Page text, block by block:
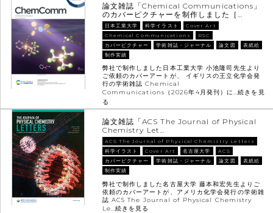
論文雑誌「Chemical Communications」
のカバーピクチャーを制作しました［…
日本工業大学 科学イラスト
Cover Art
Chemical Communications
RSC
カバーピクチャー
学術雑誌・ジャーナル 論文図
表紙絵
制作実績
弊社で制作しました日本工業大学 小池隆司先生より
ご依頼のカバーアートが、 イギリスの王立化学会発
行の学術雑誌 Chemical
Communications（2026年4月発刊）に…続きを見
る
論文雑誌「ACS The Journal of Physical
Chemistry Let…
ACS The Journal of Physical Chemistry Letters
科学イラスト
Cover Art 名古屋大学
ACS
カバーピクチャー
学術雑誌・ジャーナル 論文図
表紙絵
制作実績
弊社で制作しました名古屋大学 藤本和宏先生よりご
依頼のカバーアートが、アメリカ化学会発行の学術雑
誌 ACS The Journal of Physical Chemistry
Le… 続きを見る